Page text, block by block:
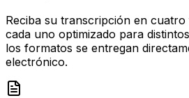
Reciba su transcripción en
cada uno optimizado para
los formatos se entregan
electrónico.